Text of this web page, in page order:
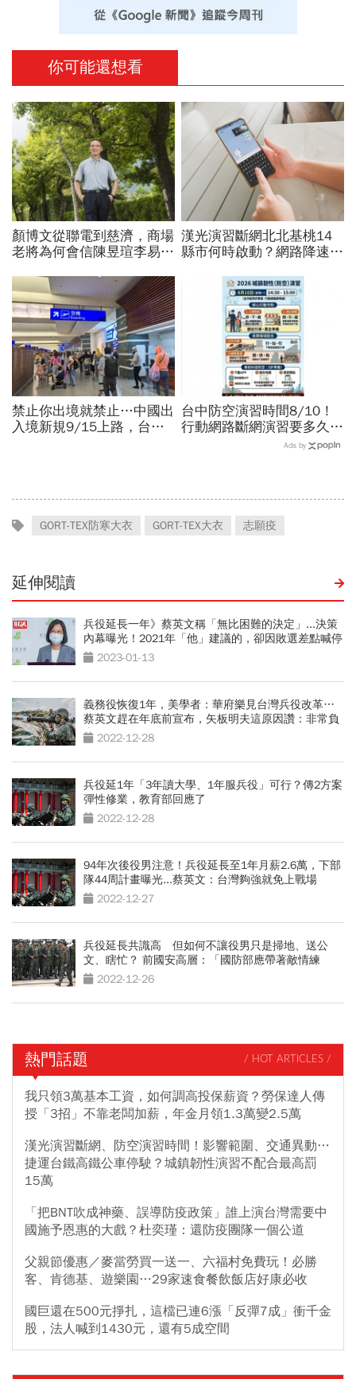
你可能還想看
顏博文從聯電到慈濟，商場
老將為何會信陳昱瑄李易
聲：將捍衛信眾捐款、蔡英
文也說話
漢光演習斷網北北基桃14
縣市何時啟動？網路降速股
範圍時間…城鎮韌性演習懶
禁止你出境就禁止…中國出
入境新規9/15上路，台灣
台中防空演習時間8/10！
行動網路斷網演習要多久、
還能用行動支付？城鎮韌性
Ads by
GORT-TEX防寒大衣 GORT-TEX大衣 志願疫
延伸閱讀
兵役延長一年》蔡英文稱「無比困難的決定」...決策
內幕曝光！2021年「他」建議的，卻因敗選差點喊停
2023-01-13
義務役恢復1年，美學者：華府樂見台灣兵役改革…
蔡英文趕在年底前宣布，矢板明夫這原因讚：非常負
責任2022-12-28
兵役延1年「3年讀大學、1年服兵役」可行？傳2方案
彈性修業，教育部回應了
2022-12-28
94年次後役男注意！兵役延長至1年月薪2.6萬，下部
隊44周計畫曝光...蔡英文：台灣夠強就免上戰場
2022-12-27
兵役延長共識高 但如何不讓役男只是掃地、送公
文、瞎忙？ 前國安高層：「國防部應帶著敵情練
兵！」
2022-12-26
熱門話題 / HOT ARTICLES /
我只領3萬基本工資，如何調高投保薪資？勞保達人傳
授「3招」不靠老闆加薪，年金月領1.3萬變2.5萬
漢光演習斷網、防空演習時間！影響範圍、交通異動…
捷運台鐵高鐵公車停駛？城鎮韌性演習不配合最高罰
15萬
「把BNT吹成神藥、誤導防疫政策」誰上演台灣需要中
國施予恩惠的大戲？杜奕瑾：還防疫團隊一個公道
父親節優惠／麥當勞買一送一、六福村免費玩！必勝
客、肯德基、遊樂園…29家速食餐飲飯店好康必收
國巨還在500元掙扎，這檔已連6漲「反彈7成」衝千金
股，法人喊到1430元，還有5成空間